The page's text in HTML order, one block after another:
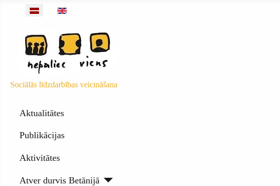
Barotnes objekti
Izvēlieties valodu
Sociālās līdzdarbības veicināšana
Aktualitātes
Publikācijas
Aktivitātes
Atver durvis Betānijā